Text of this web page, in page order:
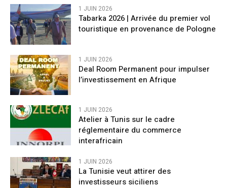
1 JUIN 2026
Tabarka 2026 | Arrivée du premier vol
touristique en provenance de Pologne
1 JUIN 2026
Deal Room Permanent pour impulser
l’investissement en Afrique
1 JUIN 2026
Atelier à Tunis sur le cadre
réglementaire du commerce
interafricain
1 JUIN 2026
La Tunisie veut attirer des
investisseurs siciliens